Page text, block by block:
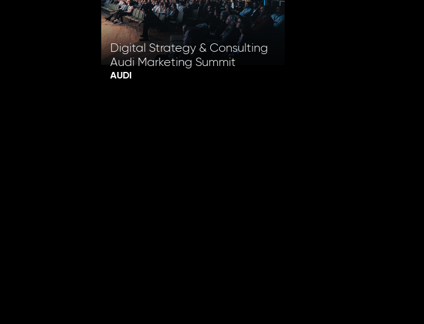
Digital Strategy & Consulting
Audi Marketing Summit
AUDI